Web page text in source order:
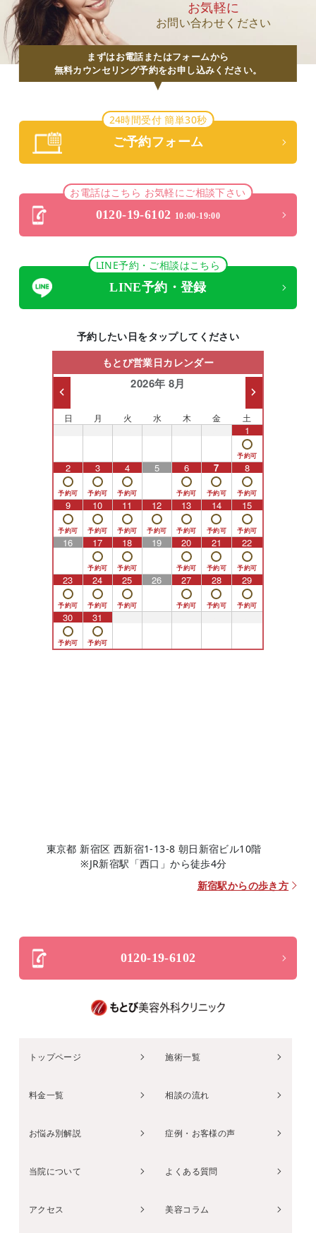
お気軽に
お問い合わせください
まずはお電話またはフォームから
無料カウンセリング予約をお申し込みください。
24時間受付 簡単30秒
ご予約フォーム
お電話はこちら お気軽にご相談下さい
0120-19-6102 10:00-19:00
LINE予約・ご相談はこちら
LINE予約・登録
予約したい日をタップしてください
もとび営業日カレンダー
2026年 8月
日 月 火 水 木 金 土
1
2 3 4 5 6 7 8
9 10 11 12 13 14 15
16 17 18 19 20 21 22
23 24 25 26 27 28 29
30 31
東京都 新宿区 西新宿1-13-8 朝日新宿ビル10階
※JR新宿駅「西口」から徒歩4分
新宿駅からの歩き方
0120-19-6102
トップページ 施術一覧
料金一覧 相談の流れ
お悩み別解説 症例・お客様の声
当院について よくある質問
アクセス 美容コラム